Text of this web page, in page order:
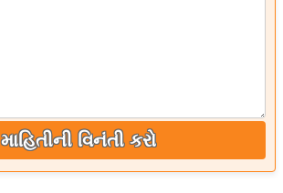
માહિતીની વિનંતી કરો